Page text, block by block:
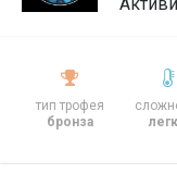
тип трофея
бронза